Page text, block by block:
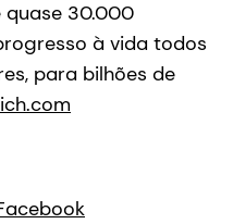
quase 30.000
à vida todos
para bilhões de